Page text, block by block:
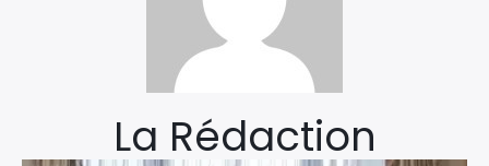
La Rédaction
Politique de Confidentialité